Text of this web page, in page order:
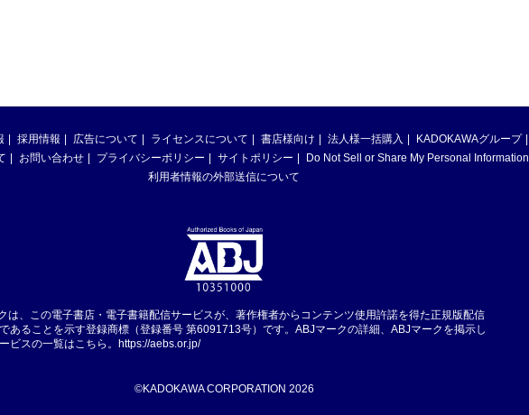
採用情報 広告について ライセンスについて 書店様向け 法人様一括購入
KADOKAWAグループ
お問い合わせ プライバシーポリシー サイトポリシー
Do Not Sell or Share My Personal Information
利用者情報の外部送信について
は、この電子書店・電子書籍配信サービスが、著作権者からコンテンツ使用許諾を得た正規版配信
あることを示す登録商標（登録番号 第6091713号）です。ABJマークの詳細、ABJマークを掲示し
ビスの一覧はこちら。 https://aebs.or.jp/
©KADOKAWA CORPORATION 2026